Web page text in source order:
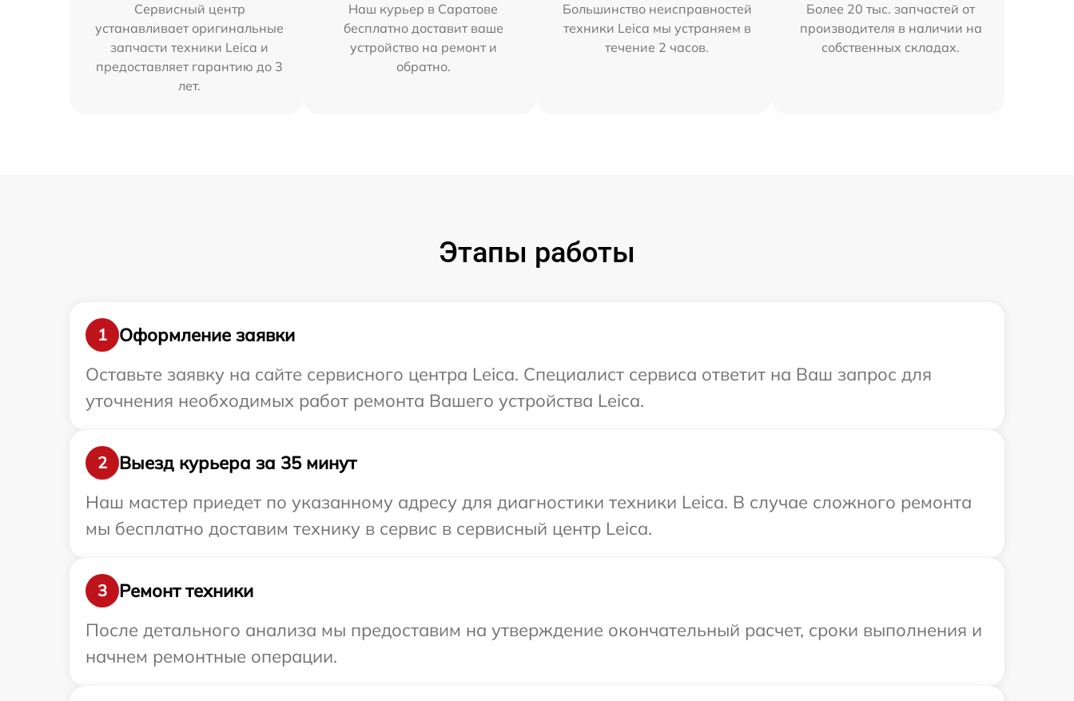
Сервисный центр
устанавливает оригинальные
запчасти техники Leica и
предоставляет гарантию до 3
лет.
Наш курьер в Саратове
бесплатно доставит ваше
устройство на ремонт и
обратно.
Большинство неисправностей
техники Leica мы устраняем в
течение 2 часов.
Более 20 тыс. запчастей от
производителя в наличии на
собственных складах.
Этапы работы
1
Оформление заявки
Оставьте заявку на сайте сервисного центра Leica. Специалист сервиса ответит на Ваш запрос для
уточнения необходимых работ ремонта Вашего устройства Leica.
2
Выезд курьера за 35 минут
Наш мастер приедет по указанному адресу для диагностики техники Leica. В случае сложного ремонта
мы бесплатно доставим технику в сервис в сервисный центр Leica.
3
Ремонт техники
После детального анализа мы предоставим на утверждение окончательный расчет, сроки выполнения и
начнем ремонтные операции.